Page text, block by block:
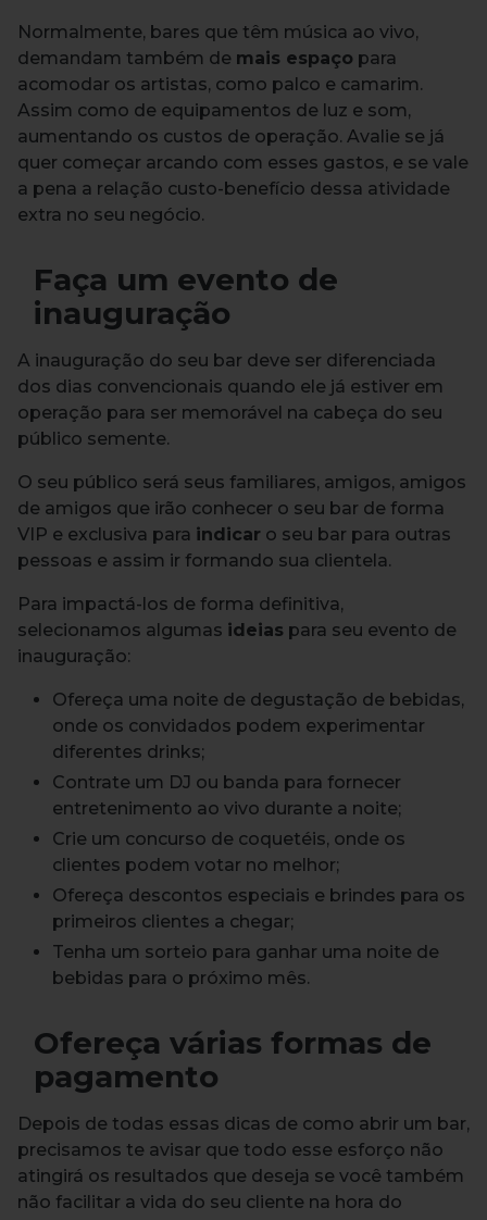
Normalmente, bares que têm música ao vivo,
demandam também de mais espaço para
acomodar os artistas, como palco e camarim.
Assim como de equipamentos de luz e som,
aumentando os custos de operação. Avalie se já
quer começar arcando com esses gastos, e se vale
a pena a relação custo-benefício dessa atividade
extra no seu negócio.
Faça um evento de
inauguração
A inauguração do seu bar deve ser diferenciada
dos dias convencionais quando ele já estiver em
operação para ser memorável na cabeça do seu
público semente.
O seu público será seus familiares, amigos, amigos
de amigos que irão conhecer o seu bar de forma
VIP e exclusiva para indicar o seu bar para outras
pessoas e assim ir formando sua clientela.
Para impactá-los de forma definitiva,
selecionamos algumas ideias para seu evento de
inauguração:
Ofereça uma noite de degustação de bebidas,
onde os convidados podem experimentar
diferentes drinks;
Contrate um DJ ou banda para fornecer
entretenimento ao vivo durante a noite;
Crie um concurso de coquetéis, onde os
clientes podem votar no melhor;
Ofereça descontos especiais e brindes para os
primeiros clientes a chegar;
Tenha um sorteio para ganhar uma noite de
bebidas para o próximo mês.
Ofereça várias formas de
pagamento
Depois de todas essas dicas de como abrir um bar,
precisamos te avisar que todo esse esforço não
atingirá os resultados que deseja se você também
não facilitar a vida do seu cliente na hora do